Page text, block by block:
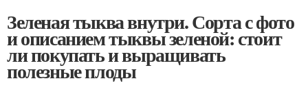
Зеленая тыква внутри. Сорта с фото
и описанием тыквы зеленой: стоит
ли покупать и выращивать
полезные плоды